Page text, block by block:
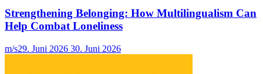
Strengthening Belonging: How Multilingualism Can
Help Combat Loneliness
m/s29. Juni 2026 30. Juni 2026